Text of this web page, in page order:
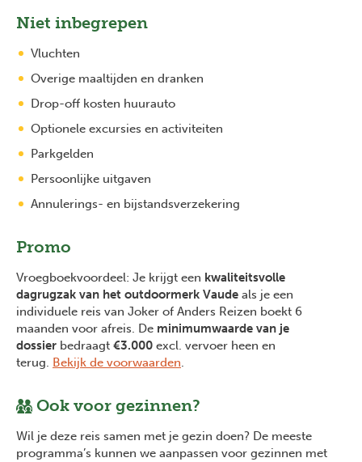
Niet inbegrepen
Vluchten
Overige maaltijden en dranken
Drop-off kosten huurauto
Optionele excursies en activiteiten
Parkgelden
Persoonlijke uitgaven
Annulerings- en bijstandsverzekering
Promo
Vroegboekvoordeel: Je krijgt een kwaliteitsvolle
dagrugzak van het outdoormerk Vaude als je een
individuele reis van Joker of Anders Reizen boekt 6
maanden voor afreis. De minimumwaarde van je
dossier bedraagt €3.000 excl. vervoer heen en
terug. Bekijk de voorwaarden.
Ook voor gezinnen?
Wil je deze reis samen met je gezin doen? De meeste
programma’s kunnen we aanpassen voor gezinnen met